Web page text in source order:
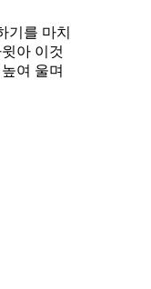
기를 마치
아 이것
여 울며